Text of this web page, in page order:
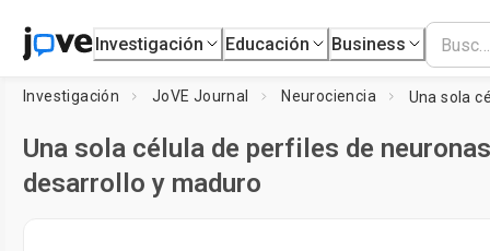
Investigación Educación Business
Investigación JoVE Journal Neurociencia
Una sola célula de perfiles de
desarrollo y maduro